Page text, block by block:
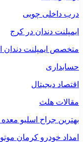
درب داخلی چوبی
ایمپلنت دندان در کرج
متخصص ایمپلنت دندان
حسابداری
اقتصاد دیجیتال
مقالات هلث
بهترین جراح اسلیو معده
امداد خودرو کرمان